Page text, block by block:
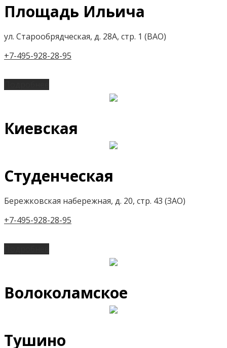
Площадь Ильича
ул. Старообрядческая, д. 28А, стр. 1 (ВАО)
+7-495-928-28-95
Киевская
Студенческая
Бережковская набережная, д. 20, стр. 43 (ЗАО)
+7-495-928-28-95
Волоколамское
Тушино